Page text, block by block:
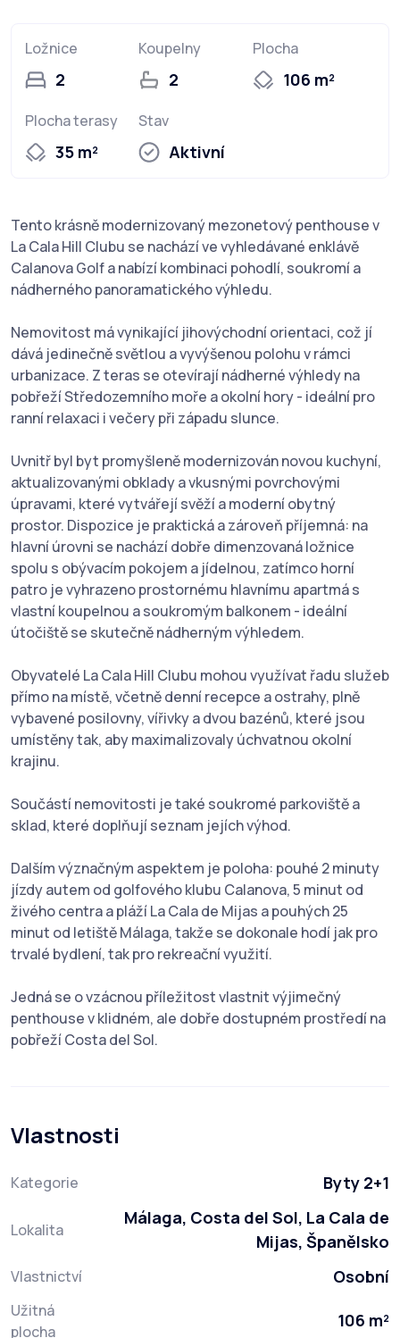
Ložnice
2
Koupelny
2
Plocha
106 m²
Plocha terasy
35 m²
Stav
Aktivní
Tento krásně modernizovaný mezonetový penthouse v
La Cala Hill Clubu se nachází ve vyhledávané enklávě
Calanova Golf a nabízí kombinaci pohodlí, soukromí a
nádherného panoramatického výhledu.
Nemovitost má vynikající jihovýchodní orientaci, což jí
dává jedinečně světlou a vyvýšenou polohu v rámci
urbanizace. Z teras se otevírají nádherné výhledy na
pobřeží Středozemního moře a okolní hory - ideální pro
ranní relaxaci i večery při západu slunce.
Uvnitř byl byt promyšleně modernizován novou kuchyní,
aktualizovanými obklady a vkusnými povrchovými
úpravami, které vytvářejí svěží a moderní obytný
prostor. Dispozice je praktická a zároveň příjemná: na
hlavní úrovni se nachází dobře dimenzovaná ložnice
spolu s obývacím pokojem a jídelnou, zatímco horní
patro je vyhrazeno prostornému hlavnímu apartmá s
vlastní koupelnou a soukromým balkonem - ideální
útočiště se skutečně nádherným výhledem.
Obyvatelé La Cala Hill Clubu mohou využívat řadu služeb
přímo na místě, včetně denní recepce a ostrahy, plně
vybavené posilovny, vířivky a dvou bazénů, které jsou
umístěny tak, aby maximalizovaly úchvatnou okolní
krajinu.
Součástí nemovitosti je také soukromé parkoviště a
sklad, které doplňují seznam jejích výhod.
Dalším význačným aspektem je poloha: pouhé 2 minuty
jízdy autem od golfového klubu Calanova, 5 minut od
živého centra a pláží La Cala de Mijas a pouhých 25
minut od letiště Málaga, takže se dokonale hodí jak pro
trvalé bydlení, tak pro rekreační využití.
Jedná se o vzácnou příležitost vlastnit výjimečný
penthouse v klidném, ale dobře dostupném prostředí na
pobřeží Costa del Sol.
Vlastnosti
Kategorie Byty 2+1
Lokalita
Málaga, Costa del Sol, La Cala de
Mijas, Španělsko
Vlastnictví Osobní
Užitná
plocha
106 m²